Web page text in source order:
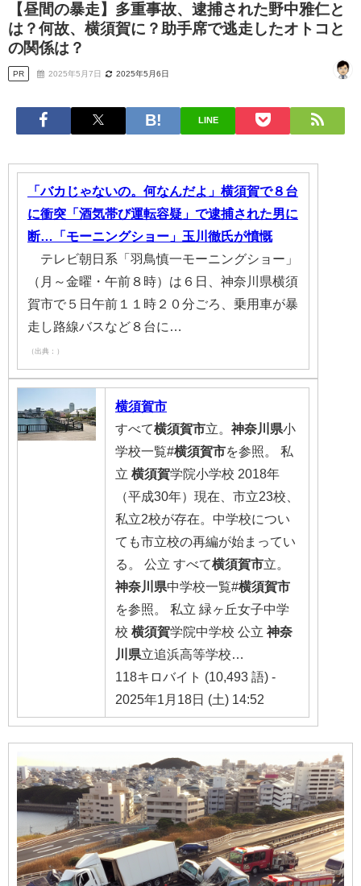
【昼間の暴走】多重事故、逮捕された野中雅仁と
は？何故、横須賀に？助手席で逃走したオトコと
の関係は？
PR 2025年5月7日 2025年5月6日
LINE
「バカじゃないの。何なんだよ」横須賀で８台
に衝突「酒気帯び運転容疑」で逮捕された男に
断…「モーニングショー」玉川徹氏が憤慨
テレビ朝日系「羽鳥慎一モーニングショー」
（月～金曜・午前８時）は６日、神奈川県横須
賀市で５日午前１１時２０分ごろ、乗用車が暴
走し路線バスなど８台に…
（出典：）
横須賀市
すべて横須賀市立。 神奈川県小
学校一覧#横須賀市を参照。 私
立 横須賀学院小学校 2018年
（平成30年）現在、市立23校、
私立2校が存在。中学校につい
ても市立校の再編が始まってい
る。 公立 すべて横須賀市立。
神奈川県中学校一覧#横須賀市
を参照。 私立 緑ヶ丘女子中学
校 横須賀学院中学校 公立 神奈
川県立追浜高等学校…
118キロバイト (10,493 語) -
2025年1月18日 (土) 14:52